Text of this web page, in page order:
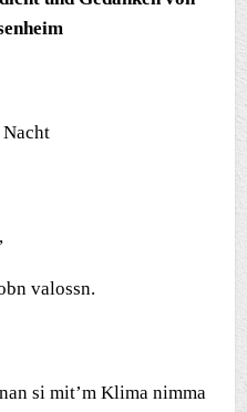
valossn.
si mit’m Klima nimma